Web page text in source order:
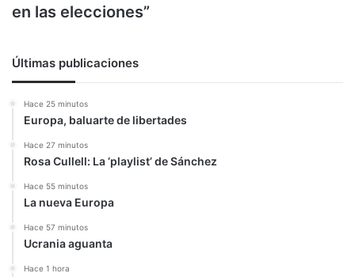
en las elecciones”
Últimas publicaciones
Hace 25 minutos
Europa, baluarte de libertades
Hace 27 minutos
Rosa Cullell: La ‘playlist’ de Sánchez
Hace 55 minutos
La nueva Europa
Hace 57 minutos
Ucrania aguanta
Hace 1 hora